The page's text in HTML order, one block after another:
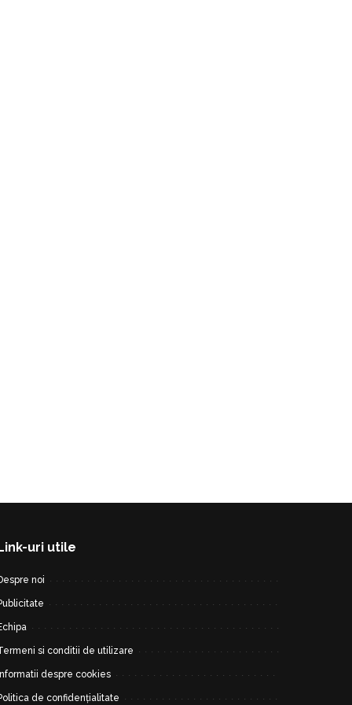
uri utile
noi
si conditii de utilizare
despre cookies
de confidențialitate